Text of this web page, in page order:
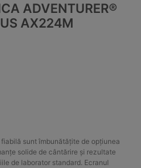
ADVENTURER®
AX224M
sunt îmbunătățite de opțiunea
solide de cântărire și rezultate
de laborator standard. Ecranul